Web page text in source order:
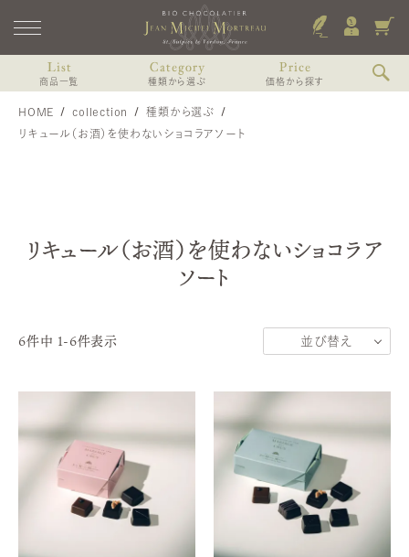
List
商品一覧
4個入
12個入 WDスペシャル
VOYAGE, Voyages
ヴォヤージュ ／ ヴォヤージュ・グルモン
-édition2026-
ヴォヤージュ・グルモン WDス
ペシャル
Category
種類から選ぶ
ショコラのみのアソート
その他中身から個別に選ぶ
Price
価格から探す
HOME collection
種類から選ぶ
リキュール（お酒）を使わないショコラアソート
リキュール（お酒）を使わないショコラア
ソート
並び替え
価格が高い順
6件中 1-6件表示